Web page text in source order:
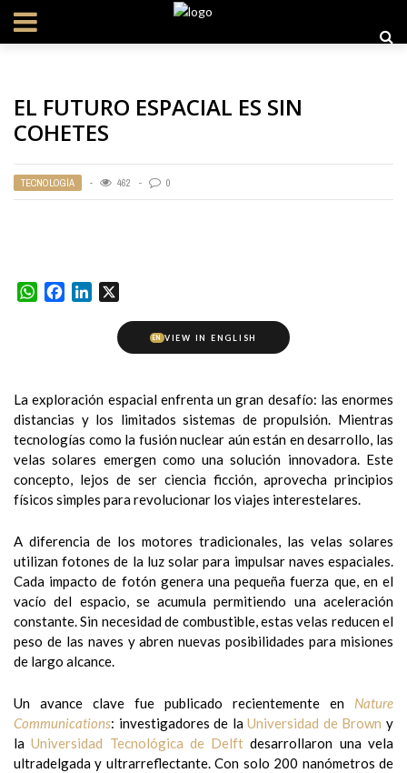
EL FUTURO ESPACIAL ES SIN
COHETES
TECNOLOGÍA 462 0
WhatsApp
FacebookLinkedIn
EN VIEW IN ENGLISH
La exploración espacial enfrenta un gran desafío: las enormes
distancias y los limitados sistemas de propulsión. Mientras
tecnologías como la fusión nuclear aún están en desarrollo, las
velas solares emergen como una solución innovadora. Este
concepto, lejos de ser ciencia ficción, aprovecha principios
físicos simples para revolucionar los viajes interestelares.
A diferencia de los motores tradicionales, las velas solares
utilizan fotones de la luz solar para impulsar naves espaciales.
Cada impacto de fotón genera una pequeña fuerza que, en el
vacío del espacio, se acumula permitiendo una aceleración
constante. Sin necesidad de combustible, estas velas reducen el
peso de las naves y abren nuevas posibilidades para misiones
de largo alcance.
Un avance clave fue publicado recientemente en Nature
Communications: investigadores de laUniversidad de Brown y
laUniversidad Tecnológica de Delft desarrollaron una vela
ultradelgada y ultrarreflectante. Con solo 200 nanómetros de